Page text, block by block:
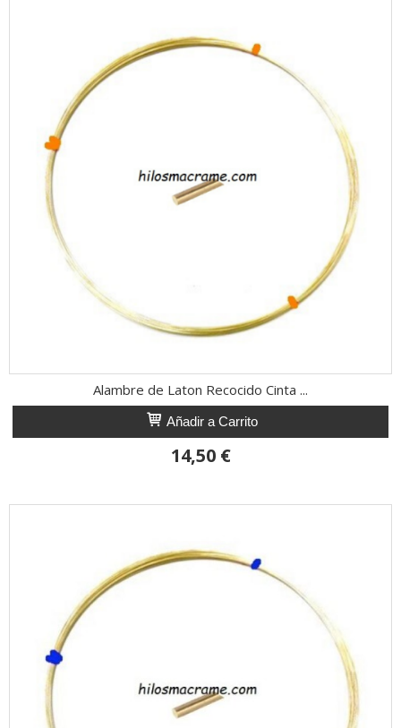
Alambre de Laton Recocido Cinta ...
Añadir a Carrito
14,50 €